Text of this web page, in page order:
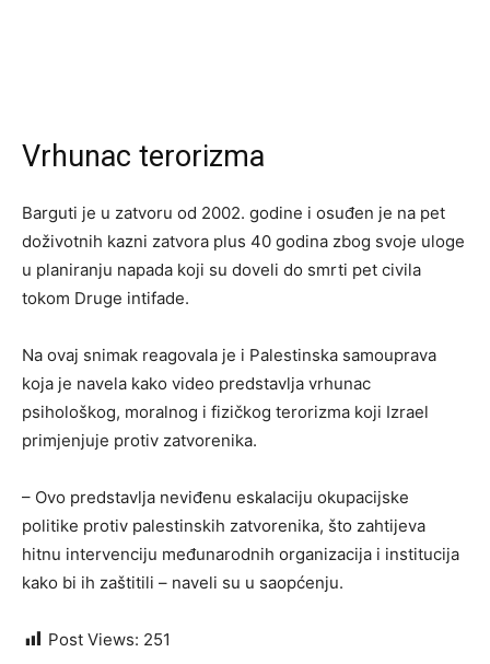
Vrhunac terorizma
Barguti je u zatvoru od 2002. godine i osuđen je na pet
doživotnih kazni zatvora plus 40 godina zbog svoje uloge
u planiranju napada koji su doveli do smrti pet civila
tokom Druge intifade.
Na ovaj snimak reagovala je i Palestinska samouprava
koja je navela kako video predstavlja vrhunac
psihološkog, moralnog i fizičkog terorizma koji Izrael
primjenjuje protiv zatvorenika.
– Ovo predstavlja neviđenu eskalaciju okupacijske
politike protiv palestinskih zatvorenika, što zahtijeva
hitnu intervenciju međunarodnih organizacija i institucija
kako bi ih zaštitili – naveli su u saopćenju.
Post Views: 251